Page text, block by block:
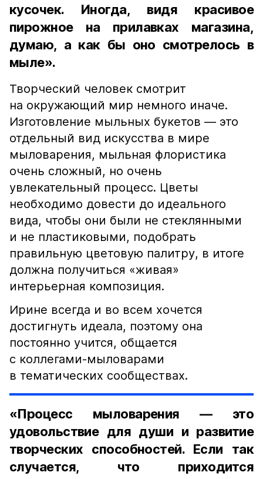
кусочек. Иногда, видя красивое
пирожное на прилавках магазина,
думаю, а как бы оно смотрелось в
мыле».
Творческий человек смотрит
на окружающий мир немного иначе.
Изготовление мыльных букетов — это
отдельный вид искусства в мире
мыловарения, мыльная флористика
очень сложный, но очень
увлекательный процесс. Цветы
необходимо довести до идеального
вида, чтобы они были не стеклянными
и не пластиковыми, подобрать
правильную цветовую палитру, в итоге
должна получиться «живая»
интерьерная композиция.
Ирине всегда и во всем хочется
достигнуть идеала, поэтому она
постоянно учится, общается
с коллегами-мыловарами
в тематических сообществах.
«Процесс мыловарения — это
удовольствие для души и развитие
творческих способностей. Если так
случается, что приходится